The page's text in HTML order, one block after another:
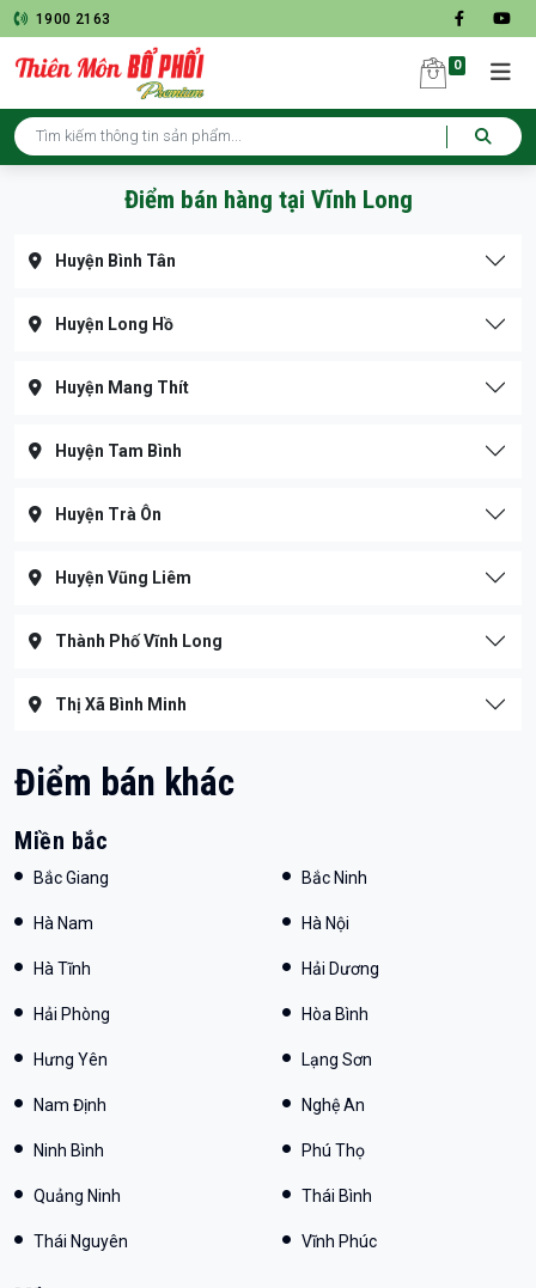
1900 2163
0
Điểm bán hàng tại Vĩnh Long
Huyện Bình Tân
Huyện Long Hồ
Huyện Mang Thít
Huyện Tam Bình
Huyện Trà Ôn
Huyện Vũng Liêm
Thành Phố Vĩnh Long
Thị Xã Bình Minh
Điểm bán khác
Miền bắc
Bắc Giang Bắc Ninh
Hà Nam Hà Nội
Hà Tĩnh Hải Dương
Hải Phòng Hòa Bình
Hưng Yên Lạng Sơn
Nam Định Nghệ An
Ninh Bình Phú Thọ
Quảng Ninh Thái Bình
Thái Nguyên Vĩnh Phúc